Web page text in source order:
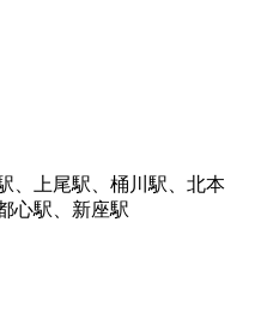
、上尾駅、桶川駅、北本
心駅、新座駅